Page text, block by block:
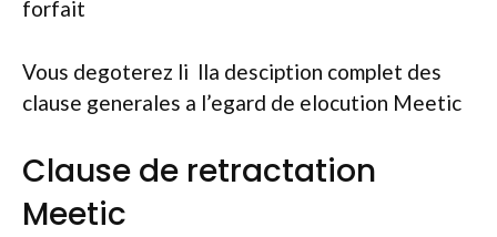
forfait
Vous degoterez li lla desciption complet des
clause generales a l’egard de elocution Meetic
Clause de retractation
Meetic